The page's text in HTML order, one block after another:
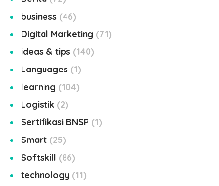
business 46
Digital Marketing
71
ideas & tips
140
Languages
1
learning
104
Logistik 2
Sertifikasi BNSP
1
Smart 25
Softskill
86
technology 11